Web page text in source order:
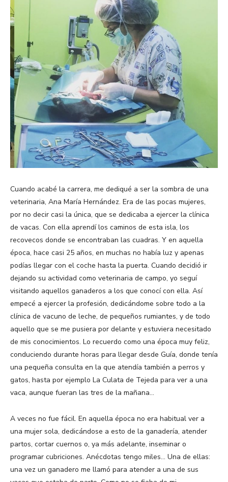
Cuando acabé la carrera, me dediqué a ser la sombra de una
veterinaria, Ana María Hernández. Era de las pocas mujeres,
por no decir casi la única, que se dedicaba a ejercer la clínica
de vacas. Con ella aprendí los caminos de esta isla, los
recovecos donde se encontraban las cuadras. Y en aquella
época, hace casi 25 años, en muchas no había luz y apenas
podías llegar con el coche hasta la puerta. Cuando decidió ir
dejando su actividad como veterinaria de campo, yo seguí
visitando aquellos ganaderos a los que conocí con ella. Así
empecé a ejercer la profesión, dedicándome sobre todo a la
clínica de vacuno de leche, de pequeños rumiantes, y de todo
aquello que se me pusiera por delante y estuviera necesitado
de mis conocimientos. Lo recuerdo como una época muy feliz,
conduciendo durante horas para llegar desde Guía, donde tenía
una pequeña consulta en la que atendía también a perros y
gatos, hasta por ejemplo La Culata de Tejeda para ver a una
vaca, aunque fueran las tres de la mañana…
A veces no fue fácil. En aquella época no era habitual ver a
una mujer sola, dedicándose a esto de la ganadería, atender
partos, cortar cuernos o, ya más adelante, inseminar o
programar cubriciones. Anécdotas tengo miles… Una de ellas:
una vez un ganadero me llamó para atender a una de sus